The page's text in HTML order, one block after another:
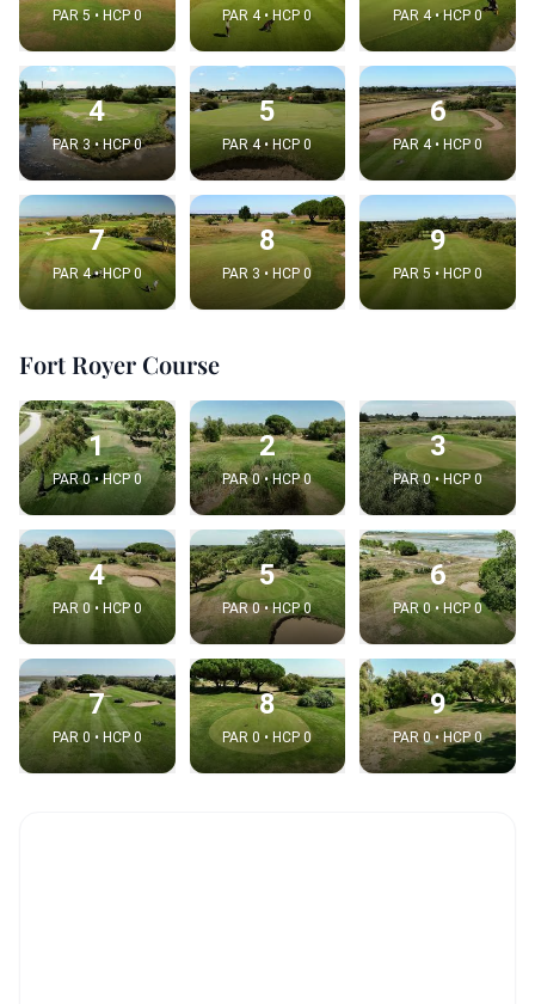
PAR 5 • HCP 0 PAR 4 • HCP 0 PAR 4 • HCP 0
4
PAR 3 • HCP 0
5
PAR 4 • HCP 0
6
PAR 4 • HCP 0
7
PAR 4 • HCP 0
8
PAR 3 • HCP 0
9
PAR 5 • HCP 0
Fort Royer Course
1
PAR 0 • HCP 0
2
PAR 0 • HCP 0
3
PAR 0 • HCP 0
4
PAR 0 • HCP 0
5
PAR 0 • HCP 0
6
PAR 0 • HCP 0
7
PAR 0 • HCP 0
8
PAR 0 • HCP 0
9
PAR 0 • HCP 0